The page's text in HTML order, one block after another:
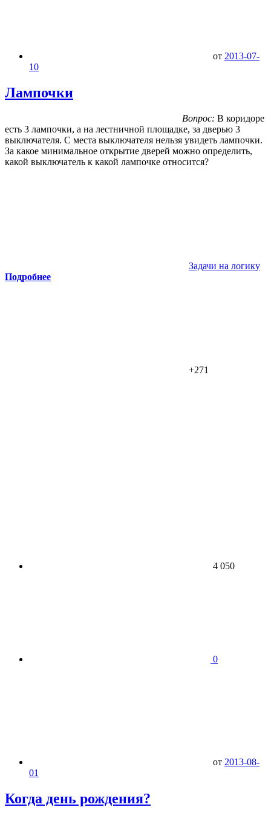
от 2013-07-
10
Лампочки
Вопрос: В коридоре
есть 3 лампочки, а на лестничной площадке, за дверью 3
выключателя. С места выключателя нельзя увидеть лампочки.
За какое минимальное открытие дверей можно определить,
какой выключатель к какой лампочке относится?
Задачи на логику
Подробнее
+271
4 050
0
от 2013-08-
01
Когда день рождения?